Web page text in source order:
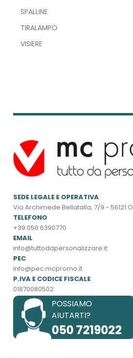
SPALLINE
TIRALAMPO
VISIERE
SEDE LEGALE E OPERATIVA
Via Archimede Bellatalla, 7/9 - 56121
TELEFONO
+39 050 6390770
EMAIL
info@tuttodapersonalizzare.it
PEC
info@pec.mcpromo.it
P.IVA E CODICE FISCALE
01870080502
POSSIAMO
AIUTARTI?
050 7219022